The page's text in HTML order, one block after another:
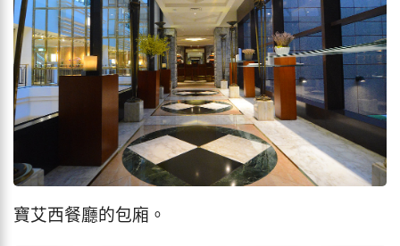
寶艾西餐廳的包廂。